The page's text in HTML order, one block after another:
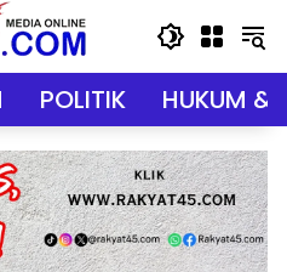
POLITIK HUKUM &